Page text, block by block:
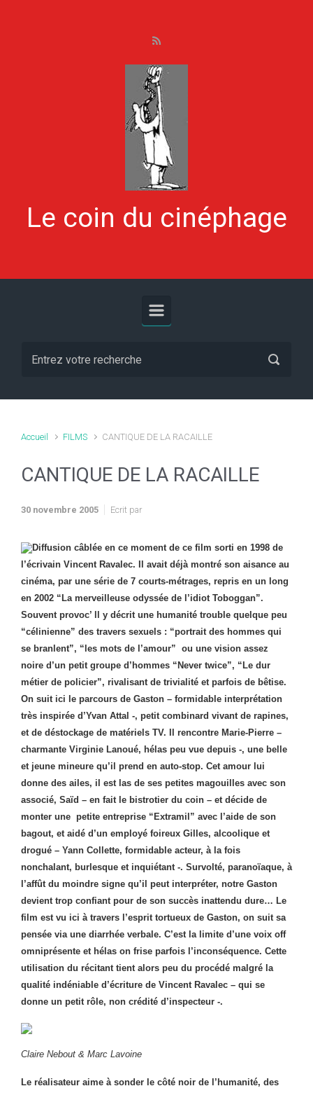
Le coin du cinéphage
Accueil FILMS CANTIQUE DE LA RACAILLE
CANTIQUE DE LA RACAILLE
30 novembre 2005 Ecrit par
Diffusion câblée en ce moment de ce film sorti en 1998 de
l’écrivain Vincent Ravalec. Il avait déjà montré son aisance au
cinéma, par une série de 7 courts-métrages, repris en un long
en 2002 “La merveilleuse odyssée de l’idiot Toboggan”.
Souvent provoc’ ll y décrit une humanité trouble quelque peu
“célinienne” des travers sexuels : “portrait des hommes qui
se branlent”, “les mots de l’amour” ou une vision assez
noire d’un petit groupe d’hommes “Never twice”, “Le dur
métier de policier”, rivalisant de trivialité et parfois de bêtise.
On suit ici le parcours de Gaston – formidable interprétation
très inspirée d’Yvan Attal -, petit combinard vivant de rapines,
et de déstockage de matériels TV. Il rencontre Marie-Pierre –
charmante Virginie Lanoué, hélas peu vue depuis -, une belle
et jeune mineure qu’il prend en auto-stop. Cet amour lui
donne des ailes, il est las de ses petites magouilles avec son
associé, Saïd – en fait le bistrotier du coin – et décide de
monter une petite entreprise “Extramil” avec l’aide de son
bagout, et aidé d’un employé foireux Gilles, alcoolique et
drogué – Yann Collette, formidable acteur, à la fois
nonchalant, burlesque et inquiétant -. Survolté, paranoïaque, à
l’affût du moindre signe qu’il peut interpréter, notre Gaston
devient trop confiant pour de son succès inattendu dure… Le
film est vu ici à travers l’esprit tortueux de Gaston, on suit sa
pensée via une diarrhée verbale. C’est la limite d’une voix off
omniprésente et hélas on frise parfois l’inconséquence. Cette
utilisation du récitant tient alors peu du procédé malgré la
qualité indéniable d’écriture de Vincent Ravalec – qui se
donne un petit rôle, non crédité d’inspecteur -.
Claire Nebout & Marc Lavoine
Le réalisateur aime à sonder le côté noir de l’humanité, des